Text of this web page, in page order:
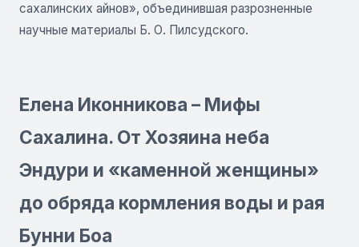
сахалинских айнов», объединившая разрозненные
научные материалы Б. О. Пилсудского.
Елена Иконникова – Мифы
Сахалина. От Хозяина неба
Эндури и «каменной женщины»
до обряда кормления воды и рая
Бунни Боа